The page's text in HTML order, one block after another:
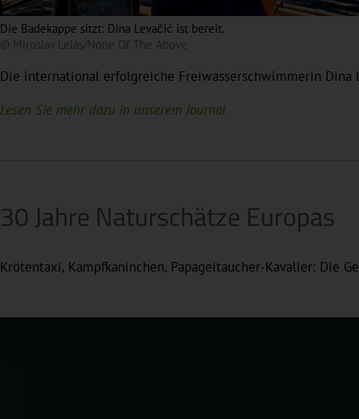
Die Badekappe sitzt: Dina Levačić ist bereit.
© Miroslav Lelas/None Of The Above
Die international erfolgreiche Freiwasserschwimmerin Dina
Lesen Sie mehr dazu in unserem Journal
30 Jahre Naturschätze Europas
Krötentaxi, Kampfkaninchen, Papageitaucher-Kavalier: Die